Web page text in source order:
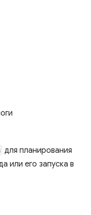
для планирования
или его запуска в